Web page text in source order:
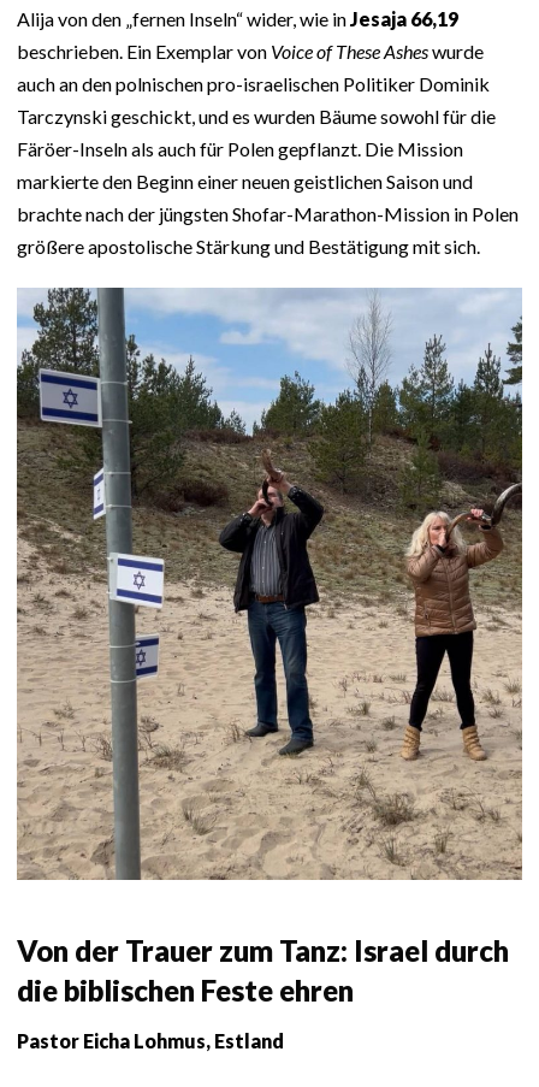
Alija von den „fernen Inseln“ wider, wie inJesaja 66,19
beschrieben. Ein Exemplar von Voice of These Asheswurde
auch an den polnischen pro-israelischen Politiker Dominik
Tarczynski geschickt, und es wurden Bäume sowohl für die
Färöer-Inseln als auch für Polen gepflanzt. Die Mission
markierte den Beginn einer neuen geistlichen Saison und
brachte nach der jüngsten Shofar-Marathon-Mission in Polen
größere apostolische Stärkung und Bestätigung mit sich.
Von der Trauer zum Tanz: Israel durch
die biblischen Feste ehren
Pastor Eicha Lohmus, Estland